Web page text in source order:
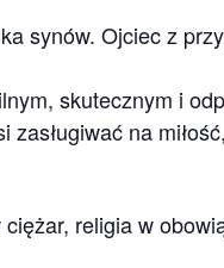
synów. Ojciec z
skutecznym i
na
religia w